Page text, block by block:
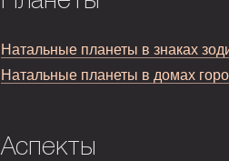
Натальные планеты в знаках
Натальные планеты в домах
Аспекты